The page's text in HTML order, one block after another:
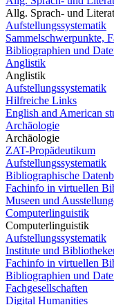
Allg. Sprach- und
Aufstellungssystematik
Sammelschwerpunkte,
Bibliographien und
Anglistik
Anglistik
Aufstellungssystematik
Hilfreiche Links
English and American
Archäologie
Archäologie
ZAT-Propädeutikum
Aufstellungssystematik
Bibliographische
Fachinfo in virtuellen
Museen und
Computerlinguistik
Computerlinguistik
Aufstellungssystematik
Institute und
Fachinfo in virtuellen
Bibliographien und
Fachgesellschaften
Digital Humanities